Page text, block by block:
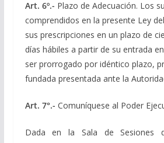
Art. 6º.- Plazo de Adecuación. Los
comprendidos en la presente Ley
sus prescripciones en un plazo de
días hábiles a partir de su entrada
ser prorrogado por idéntico plazo,
fundada presentada ante la
Art. 7°.- Comuníquese al Poder
Dada en la Sala de Sesiones